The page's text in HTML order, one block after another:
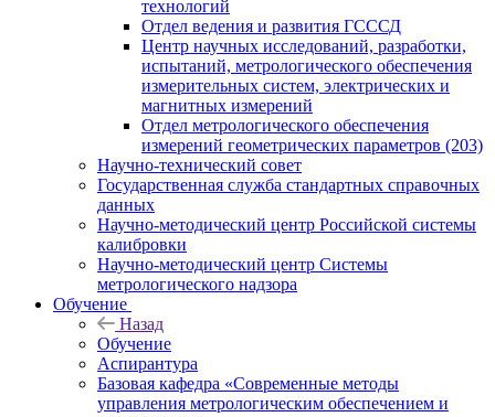
технологий
Отдел ведения и развития ГСССД
Центр научных исследований, разработки,
испытаний, метрологического обеспечения
измерительных систем, электрических и
магнитных измерений
Отдел метрологического обеспечения
измерений геометрических параметров (203)
Научно-технический совет
Государственная служба стандартных справочных
данных
Научно-методический центр Российской системы
калибровки
Научно-методический центр Системы
метрологического надзора
Обучение
Назад
Обучение
Аспирантура
Базовая кафедра «Современные методы
управления метрологическим обеспечением и